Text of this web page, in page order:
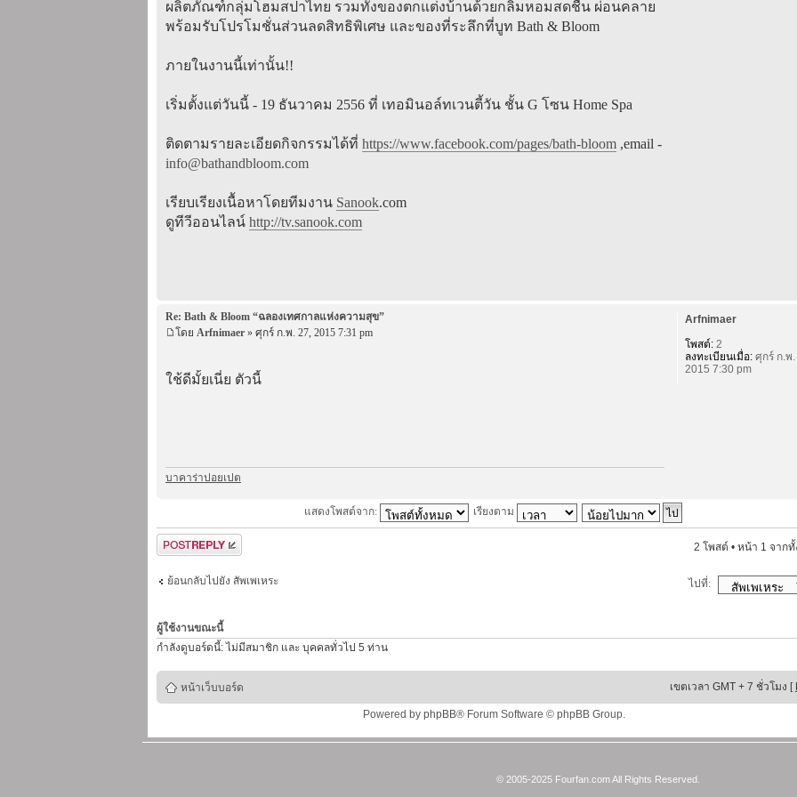
ผลิตภัณฑ์กลุ่มโฮมสปาไทย รวมทั้งของตกแต่งบ้านด้วยกลิ่มหอมสดชื่น ผ่อนคลาย
พร้อมรับโปรโมชั่นส่วนลดสิทธิพิเศษ และของที่ระลึกที่บูท Bath & Bloom
ภายในงานนี้เท่านั้น!!
เริ่มตั้งแต่วันนี้ - 19 ธันวาคม 2556 ที่ เทอมินอล์ทเวนตี้วัน ชั้น G โซน Home Spa
ติดตามรายละเอียดกิจกรรมได้ที่ https://www.facebook.com/pages/bath-bloom ,email -
info@bathandbloom.com
เรียบเรียงเนื้อหาโดยทีมงาน Sanook.com
ดูทีวีออนไลน์ http://tv.sanook.com
Re: Bath & Bloom “ฉลองเทศกาลแห่งความสุข”
โดย Arfnimaer » ศุกร์ ก.พ. 27, 2015 7:31 pm
ใช้ดีมั้ยเนี่ย ตัวนี้
บาคาร่าปอยเปต
Arfnimaer
โพสต์:2
ลงทะเบียนเมื่อ:ศุกร์ ก.พ.
2015 7:30 pm
แสดงโพสต์จาก: เรียงตาม
ตอบกระทู้ 2 โพสต์ • หน้า 1 จาก
ย้อนกลับไปยัง สัพเพเหระ ไปที่:
ผู้ใช้งานขณะนี้
กำลังดูบอร์ดนี้: ไม่มีสมาชิก และ บุคคลทั่วไป 5 ท่าน
หน้าเว็บบอร์ด เขตเวลา GMT + 7 ชั่วโมง [
Powered by phpBB® Forum Software © phpBB Group.
© 2005-2025 Fourfan.com All Rights Reserved.